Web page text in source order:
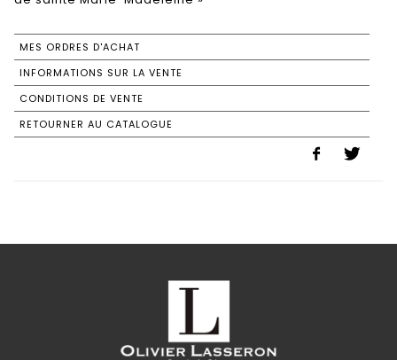
MES ORDRES D'ACHAT
INFORMATIONS SUR LA VENTE
CONDITIONS DE VENTE
RETOURNER AU CATALOGUE